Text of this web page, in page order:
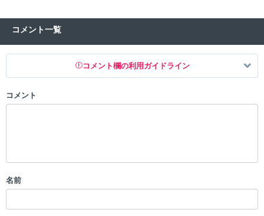
コメント一覧
コメント欄の利用ガイドライン
以下の書き込みを禁止とし、場合によってはコメント削除や書き込み制
・一度削除された投稿を再び投稿すること
・アカウントの売買など金銭が絡む内容の投稿
コメント
名前